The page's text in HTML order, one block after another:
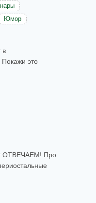
Юмор
в
Покажи это
Про